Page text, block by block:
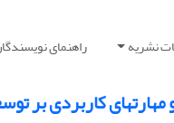
نشریه راهنمای
مهارتهای کاربردی بر